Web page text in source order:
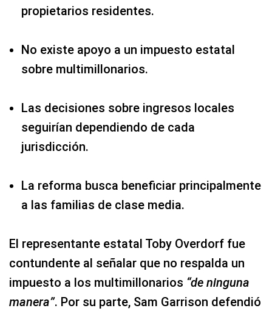
propietarios residentes.
No existe apoyo a un impuesto estatal
sobre multimillonarios.
Las decisiones sobre ingresos locales
seguirían dependiendo de cada
jurisdicción.
La reforma busca beneficiar principalmente
a las familias de clase media.
El representante estatal Toby Overdorf fue
contundente al señalar que no respalda un
impuesto a los multimillonarios “de ninguna
manera”. Por su parte, Sam Garrison defendió